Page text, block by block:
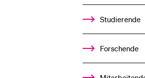
Studierende
Forschende